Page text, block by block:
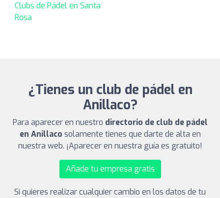
Clubs de Pádel en Santa
Rosa
¿Tienes un club de pádel en
Anillaco?
Para aparecer en nuestro directorio de club de pádel
en Anillaco solamente tienes que darte de alta en
nuestra web. ¡Aparecer en nuestra guía es gratuito!
Añade tu empresa gratis
Si quieres realizar cualquier cambio en los datos de tu